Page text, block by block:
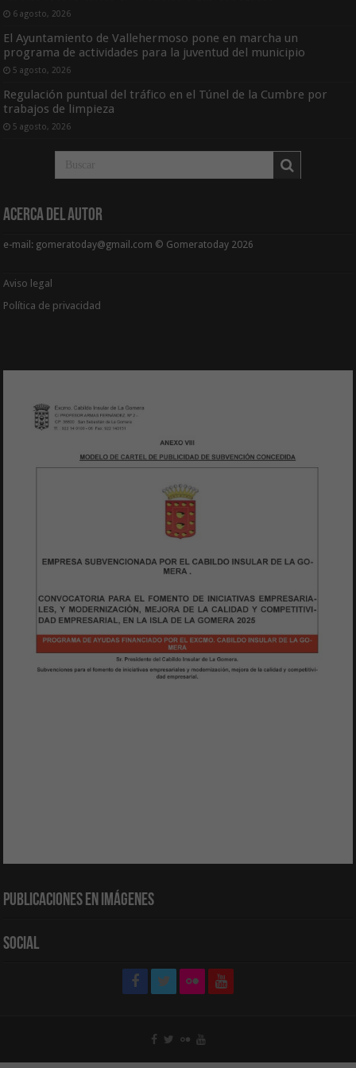
6 agosto, 2026
El Ayuntamiento de Vallehermoso pone en marcha un
programa de actividades para la juventud del municipio
5 agosto, 2026
Regulación puntual del tráfico en el Túnel de la Cumbre por
trabajos de limpieza
5 agosto, 2026
Acerca del Autor
e-mail: gomeratoday@gmail.com © Gomeratoday 2026
Aviso legal
Política de privacidad
Publicaciones en Imágenes
Social